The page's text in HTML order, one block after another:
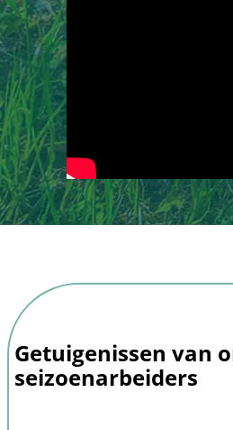
Getuigenissen van
seizoenarbeiders